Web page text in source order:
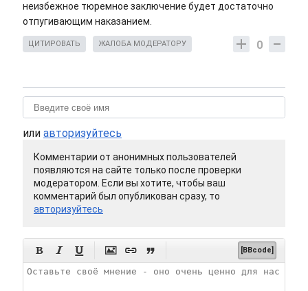
неизбежное тюремное заключение будет достаточно
отпугивающим наказанием.
0
ЦИТИРОВАТЬ ЖАЛОБА МОДЕРАТОРУ
или авторизуйтесь
Комментарии от анонимных пользователей
появляются на сайте только после проверки
модератором. Если вы хотите, чтобы ваш
комментарий был опубликован сразу, то
авторизуйтесь
      [BBcode]